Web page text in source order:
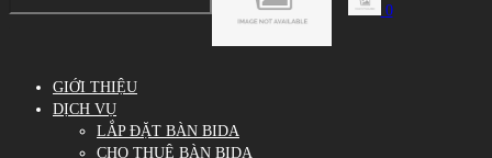
0
GIỚI THIỆU
DỊCH VỤ
LẮP ĐẶT BÀN BIDA
CHO THUÊ BÀN BIDA